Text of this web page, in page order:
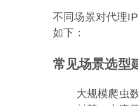
不同场景对代理
如下：
常见场景选型
大规模爬虫